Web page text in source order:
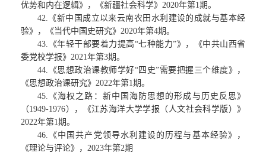
优势和内在逻辑》，《新疆社会科学》2020年第1期。
42.《新中国成立以来云南农田水利建设的成就与基本经
验》，《当代中国史研究》2020年第4期。
43.《年轻干部要着力提高“七种能力”》，《中共山西省
委党校学报》2021年第3期。
44.《思想政治课教师学好“四史”需要把握三个维度》，
《思想政治课研究》2022年第1期。
45.《海权之路：新中国海防思想的形成与历史反思》
（1949-1976），《江苏海洋大学学报（人文社会科学版）》
2022年第1期。
46.《中国共产党领导水利建设的历程与基本经验》，
《理论与评论》，2023年第2期